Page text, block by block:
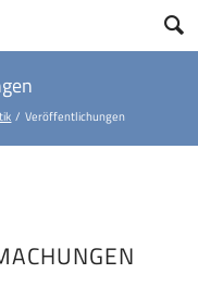
Veröffentlichungen